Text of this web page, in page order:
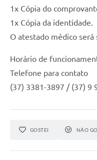
1x Cópia do
1x Cópia da identidade.
O atestado médico
Horário de
Telefone para contato
(37) 3381-3897 / (37) 9
GOSTEI NÃO